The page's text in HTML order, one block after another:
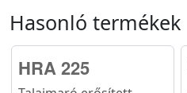
Hasonló termékek
HRA 225